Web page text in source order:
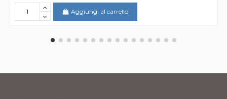
Aggiungi al carrello